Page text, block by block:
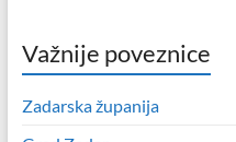
Važnije poveznice
Zadarska županija